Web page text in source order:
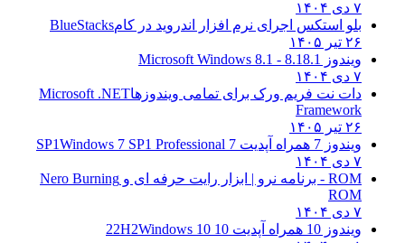
۷ دی ۱۴۰۴
بلو استکس اجرای نرم افزار اندروید در کامBlueStacks
۲۶ تیر ۱۴۰۵
ویندوز 8.1
8.1 - Microsoft Windows 8.1
۷ دی ۱۴۰۴
دات نت فریم ورک برای تمامی ویندوزهاMicrosoft .NET
Framework
۲۶ تیر ۱۴۰۵
ویندوز 7 همراه آپدیت 7 SP1
Windows 7 SP1 Professional
۷ دی ۱۴۰۴
ROM - برنامه نرو | ابزار رایت حرفه ای و
Nero Burning
ROM
۷ دی ۱۴۰۴
ویندوز 10 همراه آپدیت 10 22H2
Windows 10